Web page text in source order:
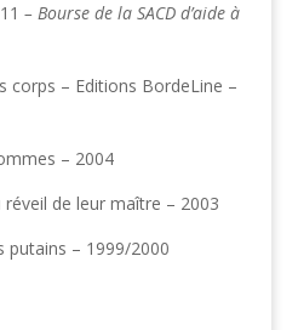
– Bourse de la SACD d’aide à
corps – Editions BordeLine –
– 2004
réveil de leur maître – 2003
putains – 1999/2000